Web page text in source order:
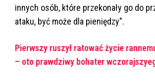
innych osób, które przekonały go do
ataku, być może dla pieniędzy".
Pierwszy ruszył ratować życie
– oto prawdziwy bohater